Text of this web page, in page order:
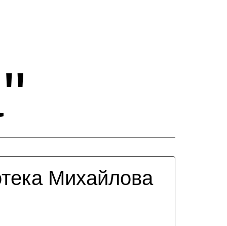
Михайлова